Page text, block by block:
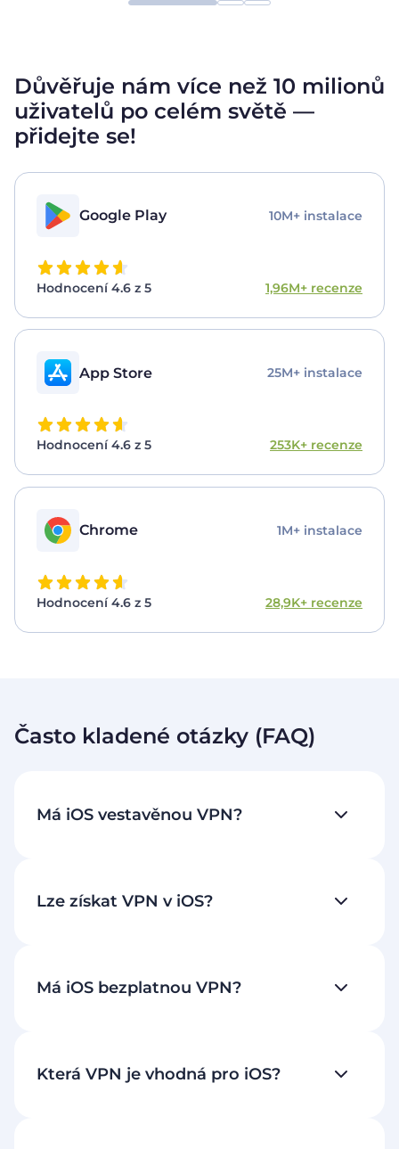
Důvěřuje nám více než 10 milionů
uživatelů po celém světě —
přidejte se!
Google Play 10M+ instalace
Hodnocení 4.6 z 5 1,96M+ recenze
App Store 25M+ instalace
Hodnocení 4.6 z 5 253K+ recenze
Chrome 1M+ instalace
Hodnocení 4.6 z 5 28,9K+ recenze
Často kladené otázky (FAQ)
Má iOS vestavěnou VPN?
Lze získat VPN v iOS?
Má iOS bezplatnou VPN?
Která VPN je vhodná pro iOS?